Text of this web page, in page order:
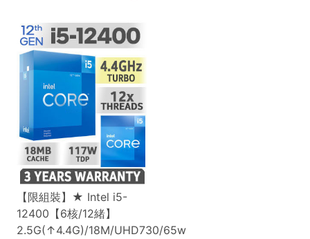
【限組裝】★ Intel i5-
12400【6核/12緒】
2.5G(↑4.4G)/18M/UHD730/65w